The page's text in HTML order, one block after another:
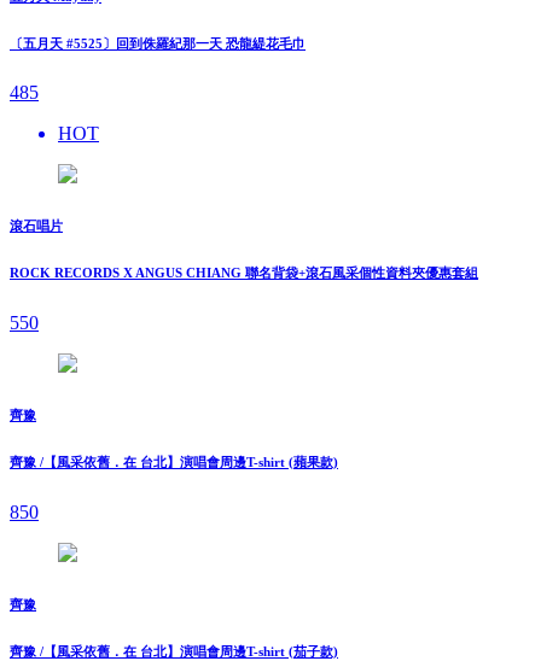
〔五月天 #5525〕回到侏羅紀那一天 恐龍緹花毛巾
485
HOT
滾石唱片
ROCK RECORDS X ANGUS CHIANG 聯名背袋+滾石風采個性資料夾優惠套組
550
齊豫
齊豫 /【風采依舊．在 台北】演唱會周邊T-shirt (蘋果款)
850
齊豫
齊豫 /【風采依舊．在 台北】演唱會周邊T-shirt (茄子款)